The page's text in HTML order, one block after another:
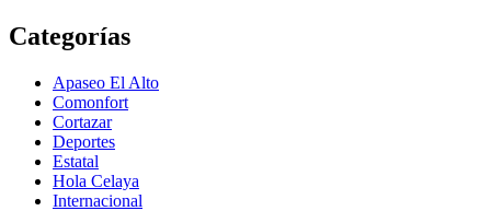
Saltar
al
Categorías
Apaseo El Alto
Comonfort
Cortazar
Deportes
Estatal
Hola Celaya
Internacional